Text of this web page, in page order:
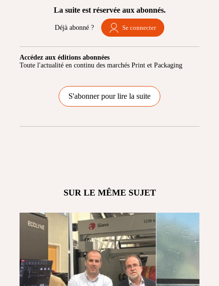
La suite est réservée aux abonnés.
Déjà abonné ? Se connecter
Accédez aux éditions abonnées
Toute l'actualité en continu des marchés Print et Packaging
S'abonner pour lire la suite
SUR LE MÊME SUJET